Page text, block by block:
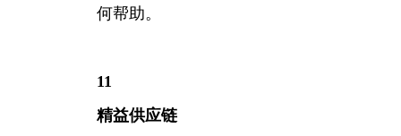
何帮助。
11
精益供应链